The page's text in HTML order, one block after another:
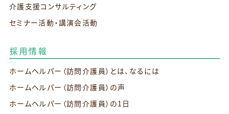
介護支援コンサルティング
セミナー活動・講演会活動
採用情報
ホームヘルパー（訪問介護員）とは、なるには
ホームヘルパー（訪問介護員）の声
ホームヘルパー（訪問介護員）の1日